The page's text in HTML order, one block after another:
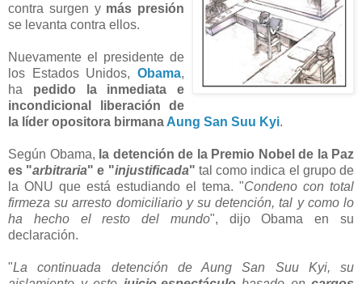
contra surgen y más presión
se levanta contra ellos.
Nuevamente el presidente de
los Estados Unidos, Obama,
ha pedido la inmediata e
incondicional liberación de
la líder opositora birmana Aung San Suu Kyi.
Según Obama, la detención de la Premio Nobel de la Paz
es "arbitraria" e "injustificada" tal como indica el grupo de
la ONU que está estudiando el tema. "Condeno con total
firmeza su arresto domiciliario y su detención, tal y como lo
ha hecho el resto del mundo", dijo Obama en su
declaración.
"La continuada detención de Aung San Suu Kyi, su